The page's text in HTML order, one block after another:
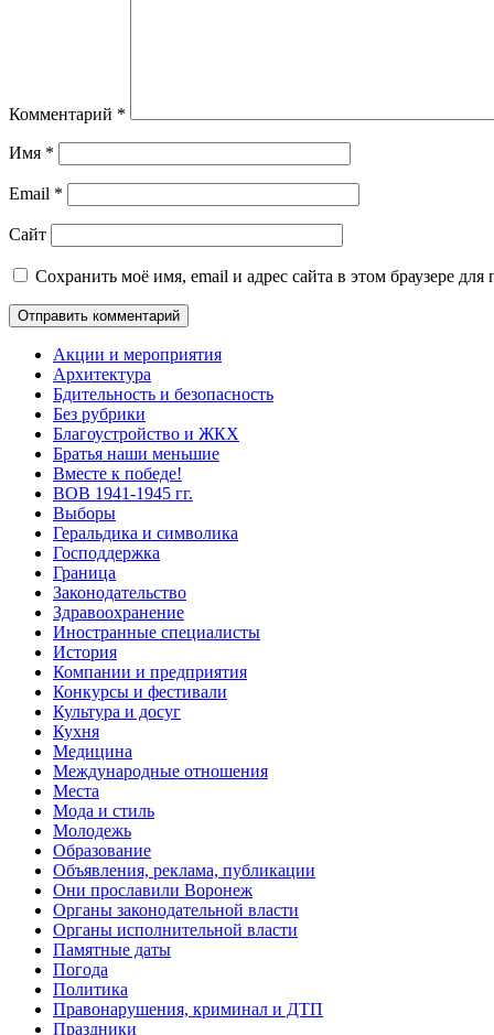
Комментарий *
Имя *
Email *
Сайт
Сохранить моё имя, email и адрес сайта в этом браузере
Акции и мероприятия
Архитектура
Бдительность и безопасность
Без рубрики
Благоустройство и ЖКХ
Братья наши меньшие
Вместе к победе!
ВОВ 1941-1945 гг.
Выборы
Геральдика и символика
Господдержка
Граница
Законодательство
Здравоохранение
Иностранные специалисты
История
Компании и предприятия
Конкурсы и фестивали
Культура и досуг
Кухня
Медицина
Международные отношения
Места
Мода и стиль
Молодежь
Образование
Объявления, реклама, публикации
Они прославили Воронеж
Органы законодательной власти
Органы исполнительной власти
Памятные даты
Погода
Политика
Правонарушения, криминал и ДТП
Праздники